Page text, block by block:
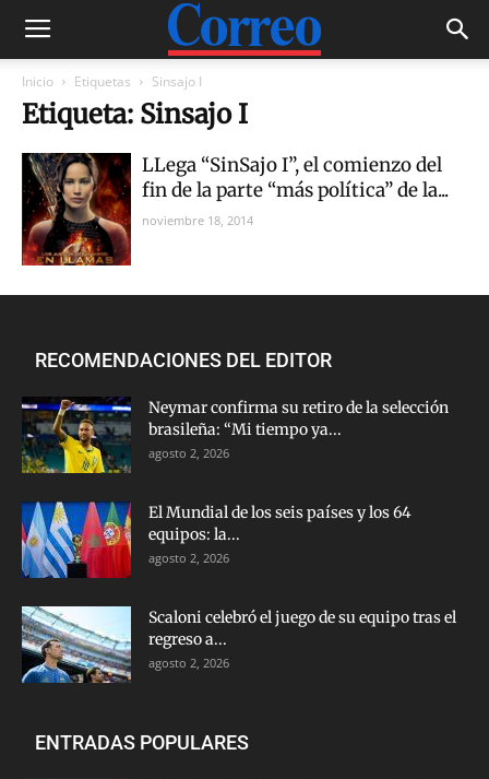
Inicio Etiquetas Sinsajo I
Etiqueta: Sinsajo I
LLega “SinSajo I”, el comienzo del
fin de la parte “más política” de la...
noviembre 18, 2014
RECOMENDACIONES DEL EDITOR
Neymar confirma su retiro de la selección
brasileña: “Mi tiempo ya...
agosto 2, 2026
El Mundial de los seis países y los 64
equipos: la...
agosto 2, 2026
Scaloni celebró el juego de su equipo tras el
regreso a...
agosto 2, 2026
ENTRADAS POPULARES